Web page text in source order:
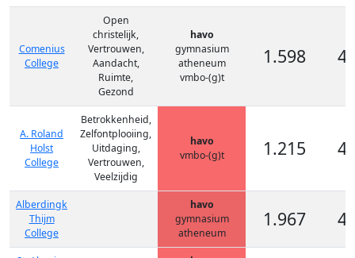
Comenius
College
Open
christelijk,
Vertrouwen,
Aandacht,
Ruimte,
Gezond
havo
gymnasium
atheneum
vmbo-(g)t
1.598
A. Roland
Holst
College
Betrokkenheid,
Zelfontplooiing,
Uitdaging,
Vertrouwen,
Veelzijdig
havo
vmbo-(g)t
1.215
Alberdingk
Thijm
College
havo
gymnasium
atheneum
1.967